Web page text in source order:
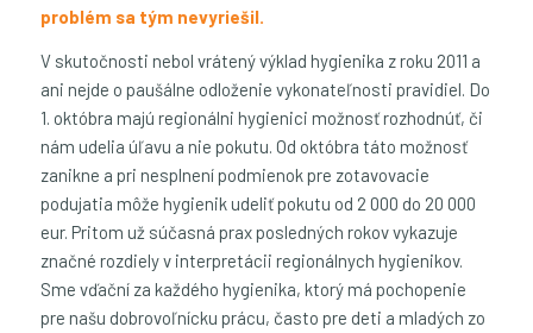
problém sa tým nevyriešil.
V skutočnosti nebol vrátený výklad hygienika z roku 2011 a
ani nejde o paušálne odloženie vykonateľnosti pravidiel. Do
1. októbra majú regionálni hygienici možnosť rozhodnúť, či
nám udelia úľavu a nie pokutu. Od októbra táto možnosť
zanikne a pri nesplnení podmienok pre zotavovacie
podujatia môže hygienik udeliť pokutu od 2 000 do 20 000
eur. Pritom už súčasná prax posledných rokov vykazuje
značné rozdiely v interpretácii regionálnych hygienikov.
Sme vďační za každého hygienika, ktorý má pochopenie
pre našu dobrovoľnícku prácu, často pre deti a mladých zo